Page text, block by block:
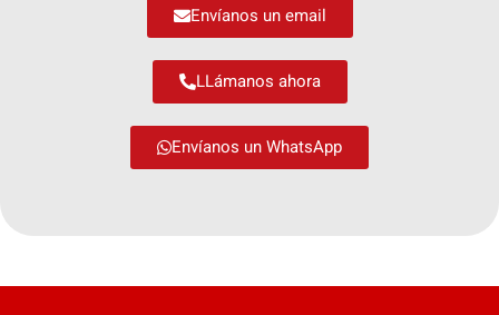
Envíanos un email
LLámanos ahora
Envíanos un WhatsApp